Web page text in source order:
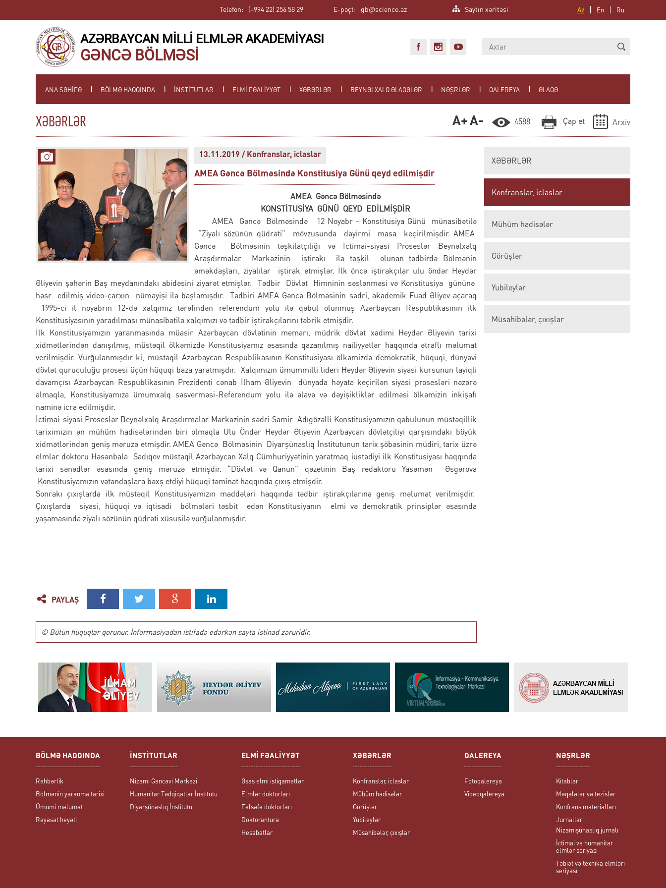
Az En Ru
Saytın xəritəsi
E-poçt: gb@science.az
Telefon: (+994 22) 256 58 29
AZƏRBAYCAN MİLLİ ELMLƏR AKADEMİYASI
GƏNCƏ BÖLMƏSİ
ANA SƏHİFƏ BÖLMƏ HAQQINDA İNSTİTUTLAR ELMİ FƏALİYYƏT XƏBƏRLƏR BEYNƏLXALQ ƏLAQƏLƏR NƏŞRLƏR QALEREYA ƏLAQƏ
XƏBƏRLƏR A+A- 4588 Çap et Arxiv
13.11.2019 / Konfranslar, iclaslar
AMEA Gəncə Bölməsində Konstitusiya Günü qeyd edilmişdir
AMEA Gəncə Bölməsində
KONSTİTUSİYA GÜNÜ QEYD EDİLMİŞDİR
AMEA Gəncə Bölməsində 12 Noyabr - Konstitusiya Günü münasibətilə
“Ziyalı sözünün qüdrəti” mövzusunda dəyirmi masa keçirilmişdir. AMEA
Gəncə Bölməsinin təşkilatçılığı və İctimai-siyasi Proseslər Beynəlxalq
Araşdırmalar Mərkəzinin iştirakı ilə təşkil olunan tədbirdə Bölmənin
əməkdaşları, ziyalılar iştirak etmişlər. İlk öncə iştirakçılar ulu öndər Heydər
Əliyevin şəhərin Baş meydanındakı abidəsini ziyarət etmişlər. Tədbir Dövlət Himninin səslənməsi və Konstitusiya gününə
həsr edilmiş video-çarxın nümayişi ilə başlamışdır. Tədbiri AMEA Gəncə Bölməsinin sədri, akademik Fuad Əliyev açaraq
1995-ci il noyabrın 12-də xalqımız tərəfindən referendum yolu ilə qəbul olunmuş Azərbaycan Respublikasının ilk
Konstitusiyasının yaradılması münasibətilə xalqımızı və tədbir iştirakçılarını təbrik etmişdir.
İlk Konstitusiyamızın yaranmasında müasir Azərbaycan dövlətinin memarı, müdrik dövlət xadimi Heydər Əliyevin tarixi
xidmətlərindən danışılmış, müstəqil ölkəmizdə Konstitusiyamız əsasında qazanılmış nailiyyətlər haqqında ətraflı məlumat
verilmişdir. Vurğulanmışdır ki, müstəqil Azərbaycan Respublikasının Konstitusiyası ölkəmizdə demokratik, hüquqi, dünyəvi
dövlət quruculuğu prosesi üçün hüquqi baza yaratmışdır. Xalqımızın ümummilli lideri Heydər Əliyevin siyasi kursunun layiqli
davamçısı Azərbaycan Respublikasının Prezidenti cənab İlham Əliyevin dünyada həyata keçirilən siyasi prosesləri nəzərə
almaqla, Konstitusiyamıza ümumxalq səsverməsi-Referendum yolu ilə əlavə və dəyişikliklər edilməsi ölkəmizin inkişafı
naminə icra edilmişdir.
İctimai-siyasi Proseslər Beynəlxalq Araşdırmalar Mərkəzinin sədri Samir Adıgözəlli Konstitusiyamızın qəbulunun müstəqillik
tariximizin ən mühüm hadisələrindən biri olmaqla Ulu Öndər Heydər Əliyevin Azərbaycan dövlətçiliyi qarşısındakı böyük
xidmətlərindən geniş məruzə etmişdir. AMEA Gəncə Bölməsinin Diyarşünaslıq İnstitutunun tarix şöbəsinin müdiri, tarix üzrə
elmlər doktoru Həsənbala Sadıqov müstəqil Azərbaycan Xalq Cümhuriyyətinin yaratmaq iustədiyi ilk Konstitusiyası haqqında
tarixi sənədlər əsasında geniş məruzə etmişdir. “Dövlət və Qanun” qəzetinin Baş redaktoru Yasəmən Əsgərova
Konstitusiyamızın vətəndaşlara bəxş etdiyi hüquqi təminat haqqında çıxış etmişdir.
Sonrakı çıxışlarda ilk müstəqil Konstitusiyamızın maddələri haqqında tədbir iştirakçılarına geniş məlumat verilmişdir.
Çıxışlarda siyasi, hüquqi və iqtisadi bölmələri təsbit edən Konstitusiyanın elmi və demokratik prinsiplər əsasında
yaşamasında ziyalı sözünün qüdrəti xüsusilə vurğulanmışdır.
PAYLAŞ
© Bütün hüquqlar qorunur. İnformasiyadan istifadə edərkən sayta istinad zəruridir.
XƏBƏRLƏR
Konfranslar, iclaslar
Mühüm hadisələr
Görüşlər
Yubileylər
Müsahibələr, çıxışlar
BÖLMƏ HAQQINDA
Rəhbərlik
Bölmənin yaranma tarixi
Ümumi məlumat
Rəyasət heyəti
İNSTİTUTLAR
Nizami Gəncəvi Mərkəzi
Humanitar Tədqiqatlar İnstitutu
Diyarşünaslıq İnstitutu
ELMİ FƏALİYYƏT
Əsas elmi istiqamətlər
Elmlər doktorları
Fəlsəfə doktorları
Doktorantura
Hesabatlar
XƏBƏRLƏR
Konfranslar, iclaslar
Mühüm hadisələr
Görüşlər
Yubileylər
Müsahibələr, çıxışlar
QALEREYA
Fotoqalereya
Videoqalereya
NƏŞRLƏR
Kitablar
Məqalələr və tezislər
Konfrans materialları
Jurnallar
Nizamişünaslıq jurnalı
İctimai və humanitar
elmlər seriyası
Təbiət və texnika elmləri
seriyası